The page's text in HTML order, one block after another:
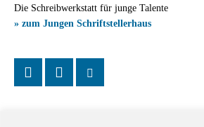
Die Schreibwerkstatt für junge Talente
» zum Jungen Schriftstellerhaus